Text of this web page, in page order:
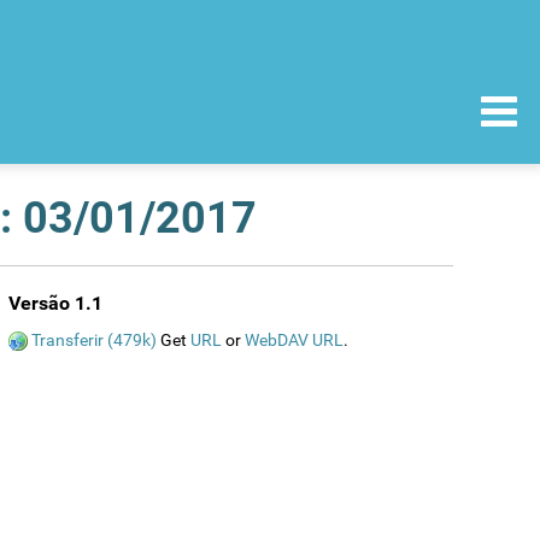
03/01/2017
Versão 1.1
Transferir (479k) Get URL orWebDAV URL .